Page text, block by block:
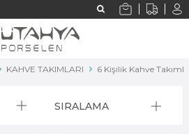
KAHVE TAKIMLARI 6 Kişilik Kahve
SIRALAMA